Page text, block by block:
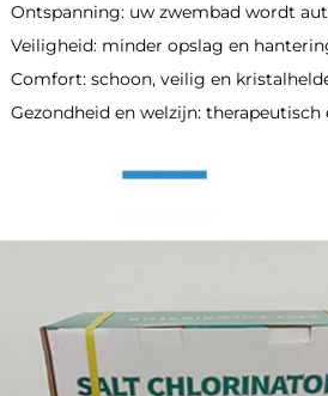
Ontspanning: uw zwembad wordt
Veiligheid: minder opslag en
Comfort: schoon, veilig en
Gezondheid en welzijn: